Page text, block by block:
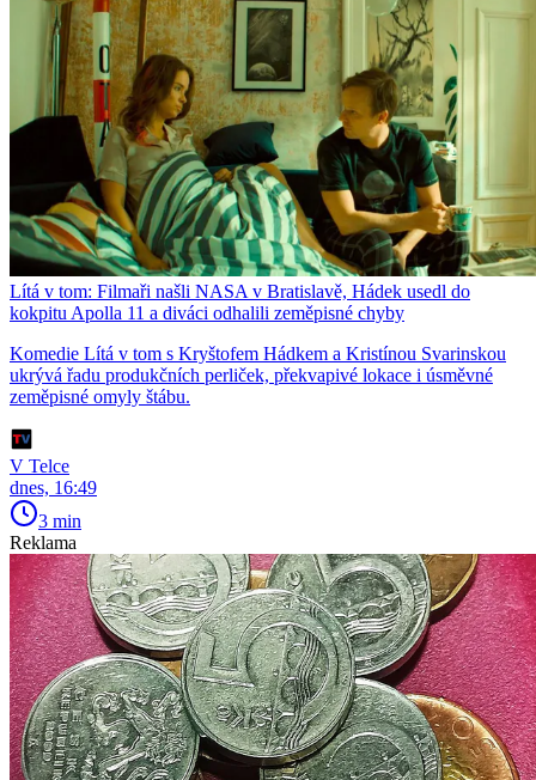
Lítá v tom: Filmaři našli NASA v Bratislavě, Hádek usedl do
kokpitu Apolla 11 a diváci odhalili zeměpisné chyby
Komedie Lítá v tom s Kryštofem Hádkem a Kristínou Svarinskou
ukrývá řadu produkčních perliček, překvapivé lokace i úsměvné
zeměpisné omyly štábu.
V Telce
dnes, 16:49
3 min
Reklama